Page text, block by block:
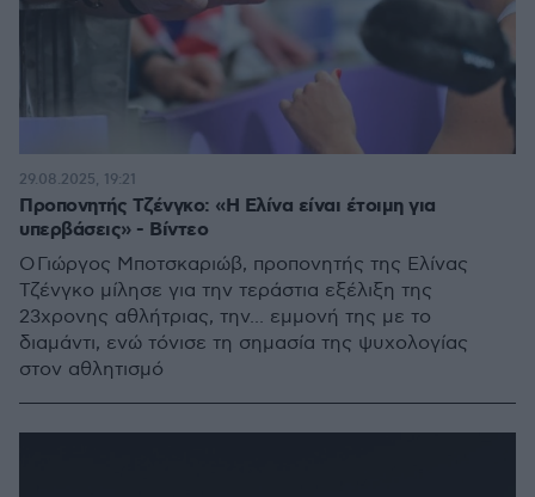
Προπονητής Τζένγκο: «Η Ελίνα είναι έτοιμη για
υπερβάσεις» - Βίντεο
Ο Γιώργος Μποτσκαριώβ, προπονητής της Ελίνας
Τζένγκο μίλησε για την τεράστια εξέλιξη της
23χρονης αθλήτριας, την... εμμονή της με το
διαμάντι, ενώ τόνισε τη σημασία της ψυχολογίας
στον αθλητισμό
29.08.2025, 19:21